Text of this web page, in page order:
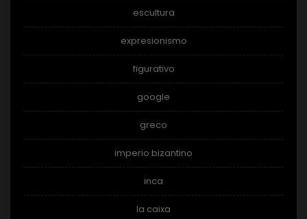
escultura
expresionismo
figurativo
google
greco
imperio bizantino
inca
la caixa